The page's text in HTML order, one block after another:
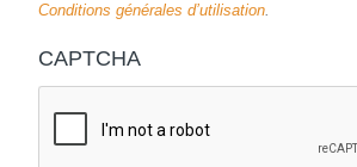
Conditions générales d’utilisation.
CAPTCHA